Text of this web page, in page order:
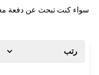
سواء كنت تبحث عن دفعة
رتب